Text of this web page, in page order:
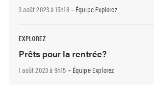
3 août 2023 à 15h18- Équipe Explorez
EXPLOREZ
Prêts pour la rentrée?
1 août 2023 à 9h15 - Équipe Explorez